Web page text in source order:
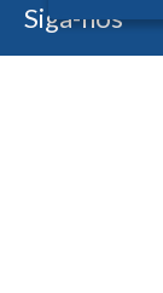
Siga-nos